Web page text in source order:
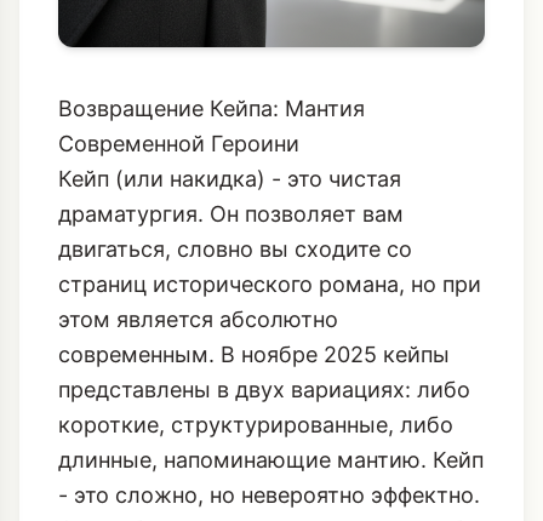
Возвращение Кейпа: Мантия
Кейп (или накидка) - это чистая
драматургия. Он позволяет вам
двигаться, словно вы сходите со
страниц исторического романа, но при
этом является абсолютно
современным. В ноябре 2025 кейпы
представлены в двух вариациях: либо
короткие, структурированные, либо
длинные, напоминающие мантию. Кейп
- это сложно, но невероятно эффектно.
Он требует минимализма внизу, чтобы
не перегрузить образ.